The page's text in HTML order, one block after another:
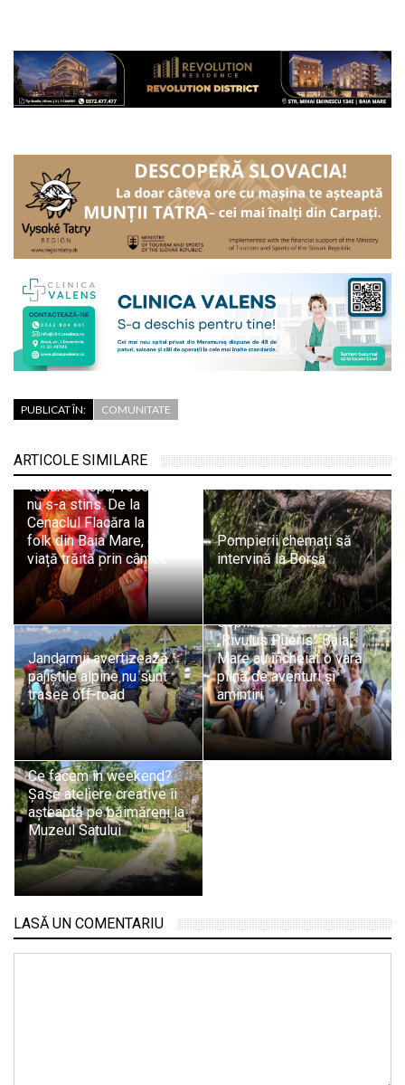
PUBLICAT ÎN: COMUNITATE
ARTICOLE SIMILARE
Tatiana Stepa, vocea care
nu s-a stins. De la
Cenaclul Flacăra la scena
folk din Baia Mare, o
viață trăită prin cântec
Pompierii chemați să
intervină la Borșa
Jandarmii avertizează:
pajiștile alpine nu sunt
trasee off-road
Copiii de la Centrul
„Rivulus Pueris” Baia
Mare au încheiat o vară
plină de aventuri și
amintiri
Ce facem în weekend?
Șase ateliere creative îi
așteaptă pe băimăreni la
Muzeul Satului
LASĂ UN COMENTARIU